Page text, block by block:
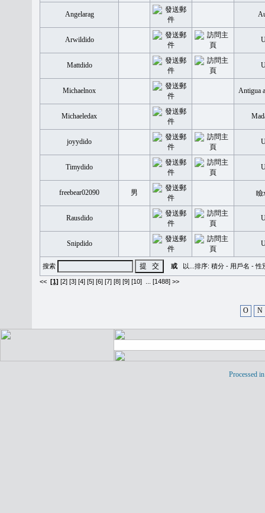
Angelarag
Arwildido
Mattdido
Michaelnox Antigua
Michaeledax
joyydido
Timydido
freebear02090 男
Rausdido
Snipdido
搜索 或 以...排序: 積分 - 用戶名 -性
<< [1] [2] [3] [4] [5] [6] [7] [8] [9] [10] [1488] >>
O N
Processed